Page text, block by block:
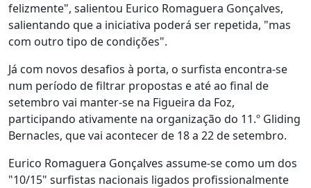
felizmente", salientou Eurico Romaguera Gonçalves,
salientando que a iniciativa poderá ser repetida, "mas
com outro tipo de condições".
Já com novos desafios à porta, o surfista encontra-se
num período de filtrar propostas e até ao final de
setembro vai manter-se na Figueira da Foz,
participando ativamente na organização do 11.º Gliding
Bernacles, que vai acontecer de 18 a 22 de setembro.
Eurico Romaguera Gonçalves assume-se como um dos
"10/15" surfistas nacionais ligados profissionalmente